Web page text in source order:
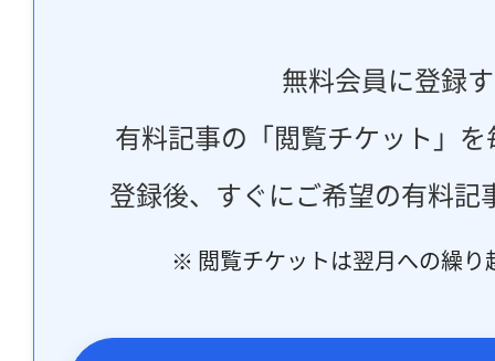
無料会員に登録
有料記事の「閲覧チケット」
登録後、すぐにご希望の有料記
※ 閲覧チケットは翌月への繰り